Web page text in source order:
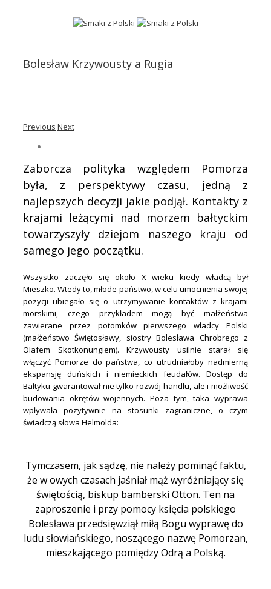
Bolesław Krzywousty a Rugia
Previous Next
Zaborcza polityka względem Pomorza
była, z perspektywy czasu, jedną z
najlepszych decyzji jakie podjął. Kontakty z
krajami leżącymi nad morzem bałtyckim
towarzyszyły dziejom naszego kraju od
samego jego początku.
Wszystko zaczęło się około X wieku kiedy władcą był
Mieszko. Wtedy to, młode państwo, w celu umocnienia swojej
pozycji ubiegało się o utrzymywanie kontaktów z krajami
morskimi, czego przykładem mogą być małżeństwa
zawierane przez potomków pierwszego władcy Polski
(małżeństwo Świętosławy, siostry Bolesława Chrobrego z
Olafem Skotkonungiem). Krzywousty usilnie starał się
włączyć Pomorze do państwa, co utrudniałoby nadmierną
ekspansję duńskich i niemieckich feudałów. Dostęp do
Bałtyku gwarantował nie tylko rozwój handlu, ale i możliwość
budowania okrętów wojennych. Poza tym, taka wyprawa
wpływała pozytywnie na stosunki zagraniczne, o czym
świadczą słowa Helmolda:
Tymczasem, jak sądzę, nie należy pominąć faktu,
że w owych czasach jaśniał mąż wyróżniający się
świętością, biskup bamberski Otton. Ten na
zaproszenie i przy pomocy księcia polskiego
Bolesława przedsięwziął miłą Bogu wyprawę do
ludu słowiańskiego, noszącego nazwę Pomorzan,
mieszkającego pomiędzy Odrą a Polską.